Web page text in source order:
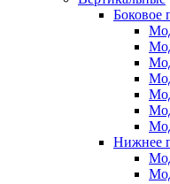
Боковое
Нижнее